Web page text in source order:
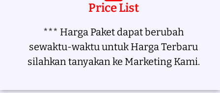
Price List
*** Harga Paket dapat berubah
sewaktu-waktu untuk Harga Terbaru
silahkan tanyakan ke Marketing Kami.